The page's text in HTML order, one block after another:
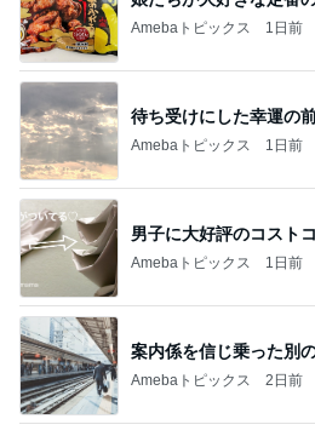
Amebaトピックス 1日前
待ち受けにした幸運の
Amebaトピックス 1日前
男子に大好評のコスト
Amebaトピックス 1日前
案内係を信じ乗った別
Amebaトピックス 2日前